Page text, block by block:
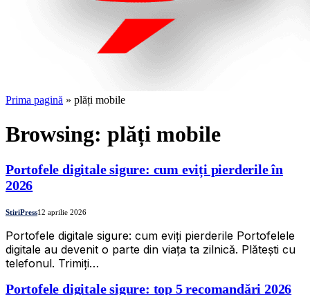
Prima pagină » plăți mobile
Browsing: plăți mobile
Portofele digitale sigure: cum eviți pierderile în
2026
StiriPress12 aprilie 2026
Portofele digitale sigure: cum eviți pierderile Portofelele
digitale au devenit o parte din viața ta zilnică. Plătești cu
telefonul. Trimiți…
Portofele digitale sigure: top 5 recomandări 2026